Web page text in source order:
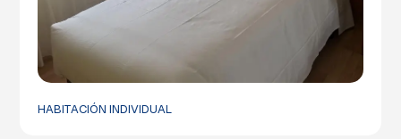
HABITACIÓN INDIVIDUAL